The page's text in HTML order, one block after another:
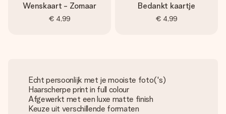
Wenskaart - Zomaar
€ 4,99
Bedankt kaartje
€ 4,99
Echt persoonlijk met je mooiste foto('s)
Haarscherpe print in full colour
Afgewerkt met een luxe matte finish
Keuze uit verschillende formaten